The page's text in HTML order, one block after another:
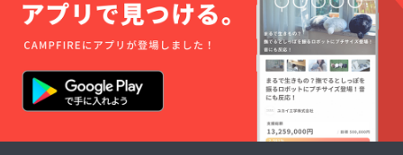
で自動
更新と
なり、
費・更
新料な
どは一
切かか
ん。
ます
【注意
事項】
・ご
予約の
キャン
セルに
は、ご
確認と
会員
カード
の持参
が必須
となり
※必ず会
員本人
が同席